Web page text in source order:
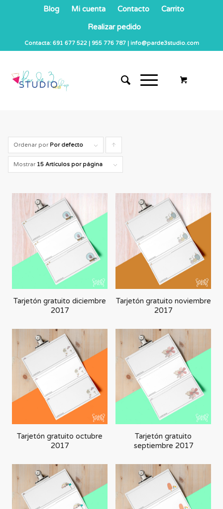
Blog Mi cuenta Contacto
Carrito
Realizar pedido
Contacta: 691 677 522 | 955 776 787 | info@parde3studio.com
Ordenar por Por defecto
ascendente
Mostrar 15 Artículos por página
Tarjetón gratuito diciembre
2017
Tarjetón gratuito noviembre
2017
Tarjetón gratuito octubre
2017
Tarjetón gratuito
septiembre 2017